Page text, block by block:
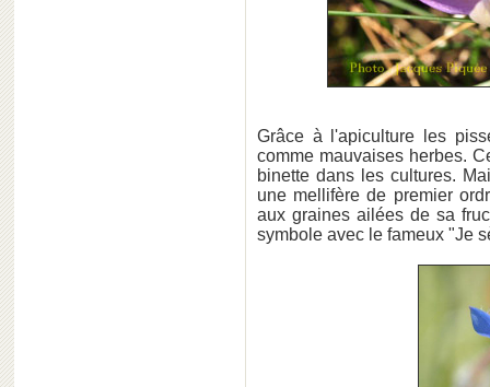
Grâce à l'apiculture les
comme mauvaises herbes.
binette dans les cultures.
une mellifère de premier
aux graines ailées de sa
symbole avec le fameux "Je